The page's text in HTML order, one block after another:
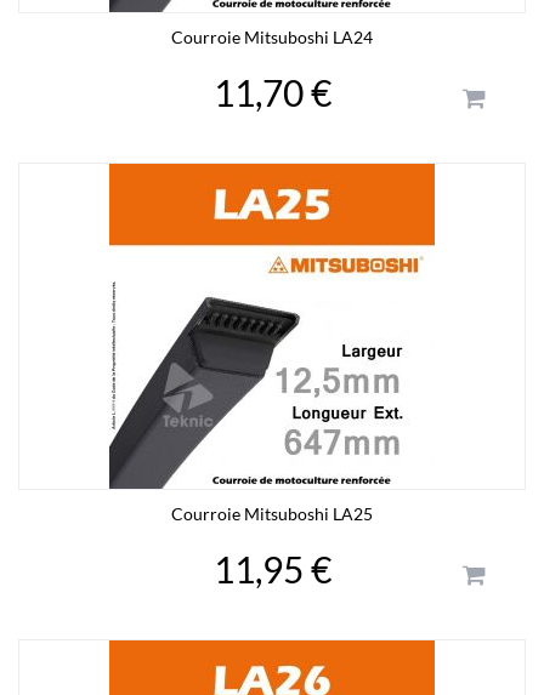
Courroie Mitsuboshi LA24
11,70 €
Courroie Mitsuboshi LA25
11,95 €